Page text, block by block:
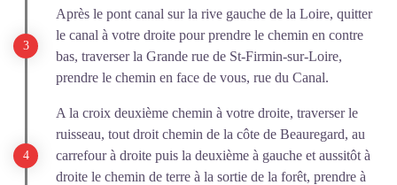
Après le pont canal sur la rive gauche de la Loire, quitter
le canal à votre droite pour prendre le chemin en contre
bas, traverser la Grande rue de St-Firmin-sur-Loire,
prendre le chemin en face de vous, rue du Canal.
A la croix deuxième chemin à votre droite, traverser le
ruisseau, tout droit chemin de la côte de Beauregard, au
carrefour à droite puis la deuxième à gauche et aussitôt à
droite le chemin de terre à la sortie de la forêt, prendre à